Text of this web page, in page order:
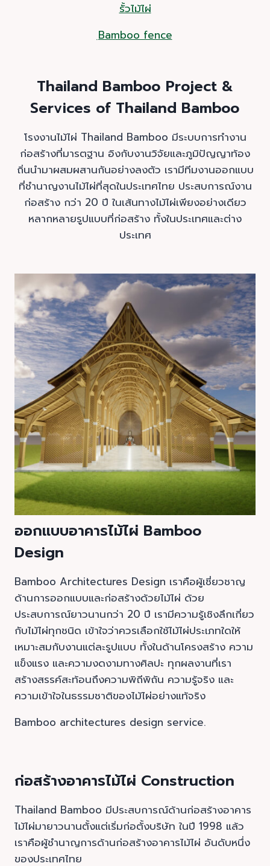
รั้วไม้ไผ่
ฺBamboo fence
Thailand Bamboo Project &
Services of Thailand Bamboo
โรงงานไม้ไผ่ Thailand Bamboo มีระบบการทำงาน
ก่อสร้างที่มารตฐาน อิงกับงานวิจัยและภูมิปัญญาท้อง
ถิ่นนำมาผสมผสานกันอย่างลงตัว เรามีทีมงานออกแบบ
ที่ชำนาญงานไม้ไผ่ที่สุดในประเทศไทย ประสบการณ์งาน
ก่อสร้าง กว่า 20 ปี ในเส้นทางไม้ไผ่เพียงอย่างเดียว
หลากหลายรูปแบบที่ก่อสร้าง ทั้งในประเทศและต่าง
ประเทศ
ออกแบบอาคารไม้ไผ่ Bamboo
Design
Bamboo Architectures Design เราคือผู้เชี่ยวชาญ
ด้านการออกแบบและก่อสร้างด้วยไม้ไผ่ ด้วย
ประสบการณ์ยาวนานกว่า 20 ปี เรามีความรู้เชิงลึกเกี่ยว
กับไม้ไผ่ทุกชนิด เข้าใจว่าควรเลือกใช้ไม้ไผ่ประเภทใดให้
เหมาะสมกับงานแต่ละรูปแบบ ทั้งในด้านโครงสร้าง ความ
แข็งแรง และความงดงามทางศิลปะ ทุกผลงานที่เรา
สร้างสรรค์สะท้อนถึงความพิถีพิถัน ความรู้จริง และ
ความเข้าใจในธรรมชาติของไม้ไผ่อย่างแท้จริง
Bamboo architectures design service.
ก่อสร้างอาคารไม้ไผ่ Construction
Thailand Bamboo มีประสบการณ์ด้านก่อสร้างอาคาร
ไม้ไผ่มายาวนานตั้งแต่เริ่มก่อตั้งบริษัท ในปี 1998 แล้ว
เราคือผู้ชำนาญการด้านก่อสร้างอาคารไม้ไผ่ อันดับหนึ่ง
ของประเทศไทย